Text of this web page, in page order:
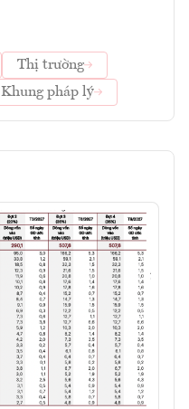
Thị trường
Khung pháp lý